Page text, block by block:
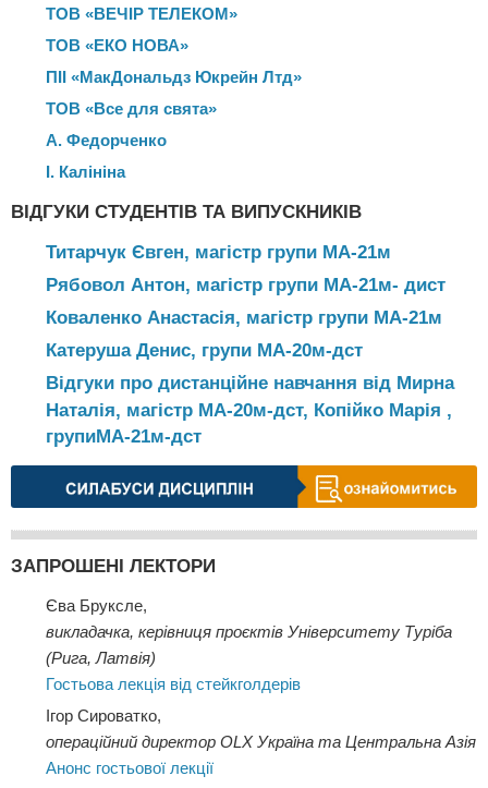
Сертифікат Генчів Т.
Білик В.
Сертифікат Літовченко Г.
Генчев Т. відомості
Маркетинг СЗ
ТОВ «ВЕЧІР ТЕЛЕКОМ»
ТОВ «ЕКО НОВА»
ПІІ «МакДональдз Юкрейн Лтд»
ТОВ «Все для свята»
А. Федорченко
І. Калініна
ВІДГУКИ СТУДЕНТІВ ТА ВИПУСКНИКІВ
Титарчук Євген, магістр групи МА-21м
Рябовол Антон, магістр групи МА-21м- дист
Коваленко Анастасія, магістр групи МА-21м
Катеруша Денис, групи МА-20м-дст
Відгуки про дистанційне навчання від Мирна
Наталія, магістр МА-20м-дст, Копійко Марія ,
групиМА-21м-дст
ЗАПРОШЕНІ ЛЕКТОРИ
Єва Бруксле,
викладачка, керівниця проєктів Університету Туріба
(Рига, Латвія)
Гостьова лекція від стейкголдерів
Ігор Сироватко,
операційний директор OLX Україна та Центральна Азія
Анонс гостьової лекції